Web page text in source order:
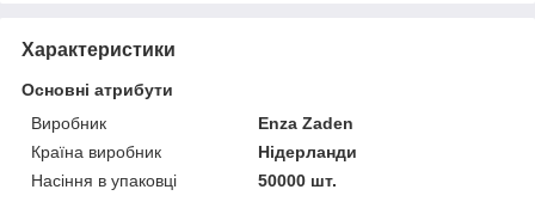
Характеристики
Основні атрибути
Виробник
Enza Zaden
Країна виробник
Нідерланди
Насіння в упаковці
50000 шт.